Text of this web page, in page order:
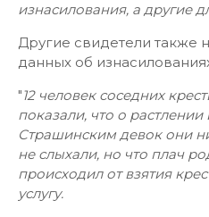
изнасилования, а другие
Другие свидетели также
данных об
"12 человек соседних
показали, что о
Страшинским девок они
не слыхали, но что плач
происходил от взятия
услугу.